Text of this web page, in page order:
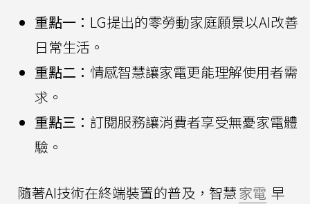
重點一： LG提出的零勞動家庭願景以AI改善
日常生活。
重點二： 情感智慧讓家電更能理解使用者需
求。
重點三： 訂閱服務讓消費者享受無憂家電體
驗。
隨著AI技術在終端裝置的普及，智慧家電 早